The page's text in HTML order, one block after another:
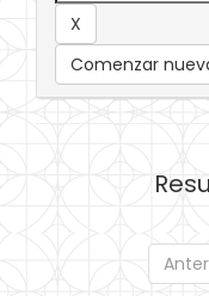
Comenzar